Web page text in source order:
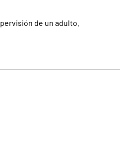
de un adulto.